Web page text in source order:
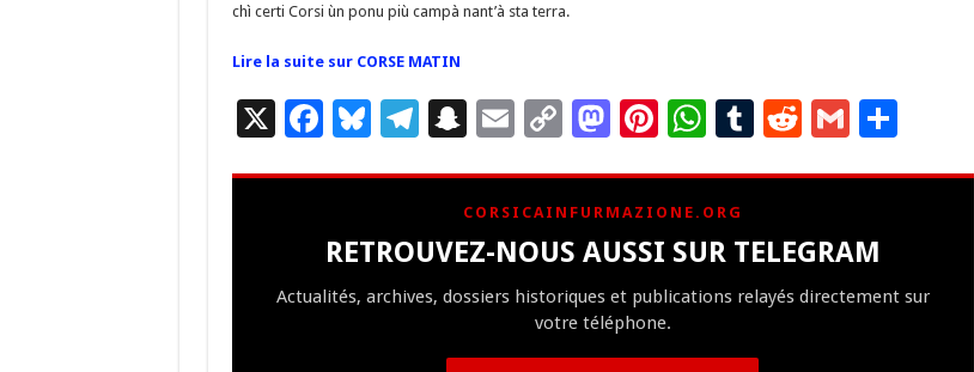
chì certi Corsi ùn ponu più campà nant’à sta terra.
Lire la suite sur CORSE MATIN
X F
b
o
o
Bl
ky
T
gr
a
m
S
a
p
c
h
at
E
ai
l
C
p
y
Li
n
k
M
to
d
o
n
Pi
er
es
t
W
at
sA
p
p
T
bl
r
R
di
t
G
l
P
CORSICAINFURMAZIONE.ORG
RETROUVEZ-NOUS AUSSI SUR TELEGRAM
Actualités, archives, dossiers historiques et publications relayés directement sur
votre téléphone.